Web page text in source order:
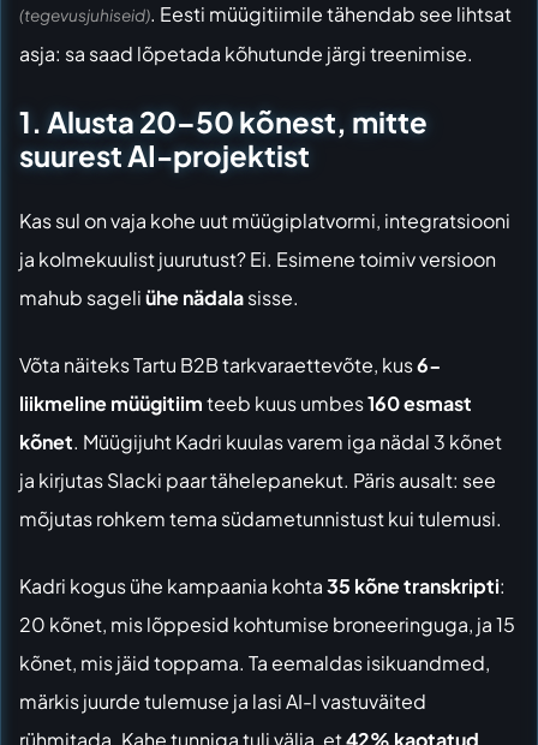
(tegevusjuhiseid). Eesti müügitiimile tähendab see lihtsat
asja: sa saad lõpetada kõhutunde järgi treenimise.
1. Alusta 20–50 kõnest, mitte
suurest AI-projektist
Kas sul on vaja kohe uut müügiplatvormi, integratsiooni
ja kolmekuulist juurutust? Ei. Esimene toimiv versioon
mahub sageliühe nädalasisse.
Võta näiteks Tartu B2B tarkvaraettevõte, kus6-
liikmeline müügitiimteeb kuus umbes160 esmast
kõnet. Müügijuht Kadri kuulas varem iga nädal 3 kõnet
ja kirjutas Slacki paar tähelepanekut. Päris ausalt: see
mõjutas rohkem tema südametunnistust kui tulemusi.
Kadri kogus ühe kampaania kohta35 kõne transkripti:
20 kõnet, mis lõppesid kohtumise broneeringuga, ja 15
kõnet, mis jäid toppama. Ta eemaldas isikuandmed,
märkis juurde tulemuse ja lasi AI-l vastuväited
rühmitada. Kahe tunniga tuli välja, et42% kaotatud